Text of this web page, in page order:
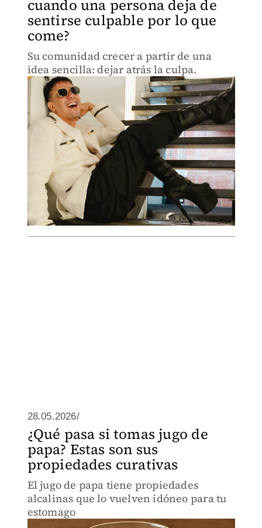
cuando una persona deja de
sentirse culpable por lo que
come?
Su comunidad crecer a partir de una
idea sencilla: dejar atrás la culpa.
28.05.2026/
¿Qué pasa si tomas jugo de
papa? Estas son sus
propiedades curativas
El jugo de papa tiene propiedades
alcalinas que lo vuelven idóneo para tu
estomago